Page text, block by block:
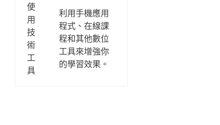
使
用
技
術
工
具
利用手機應用
程式、在線課
程和其他數位
工具來增強你
的學習效果。